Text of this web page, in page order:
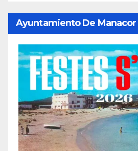
Ayuntamiento De Manacor